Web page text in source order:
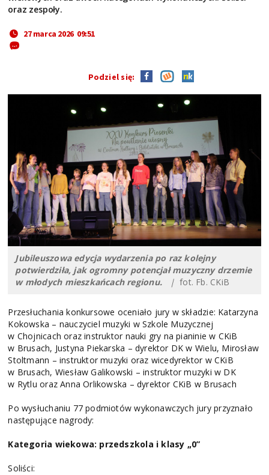
oraz zespoły.
27 marca 2026 09:51
Podziel się:
Jubileuszowa edycja wydarzenia po raz kolejny
potwierdziła, jak ogromny potencjał muzyczny drzemie
w młodych mieszkańcach regionu.| fot. Fb. CKiB
Przesłuchania konkursowe oceniało jury w składzie: Katarzyna
Kokowska – nauczyciel muzyki w Szkole Muzycznej
w Chojnicach oraz instruktor nauki gry na pianinie w CKiB
w Brusach, Justyna Piekarska – dyrektor DK w Wielu, Mirosław
Stoltmann – instruktor muzyki oraz wicedyrektor w CKiB
w Brusach, Wiesław Galikowski – instruktor muzyki w DK
w Rytlu oraz Anna Orlikowska – dyrektor CKiB w Brusach
Po wysłuchaniu 77 podmiotów wykonawczych jury przyznało
następujące nagrody:
Kategoria wiekowa: przedszkola i klasy „0”
Soliści: